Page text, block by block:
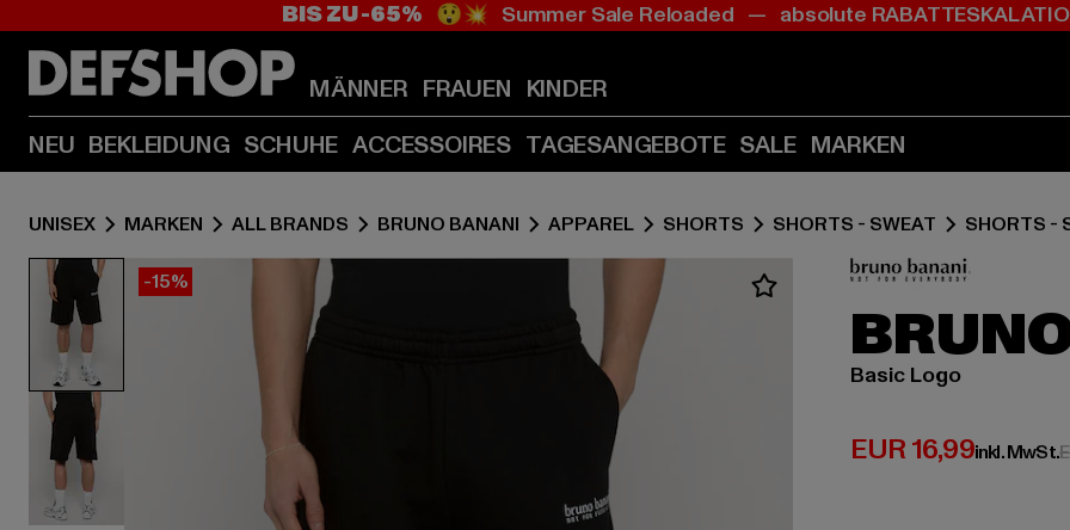
Zum
(Enter
drücken)
Zum
(Enter
drücken)
BIS ZU -65% 😲💥 Summer Sale Reloaded — absolute
MÄNNER FRAUEN KINDER
NEU BEKLEIDUNG SCHUHE ACCESSOIRES TAGESANGEBOTE SALE MARKEN
UNISEX MARKEN ALL BRANDS BRUNO BANANI APPAREL SHORTS SHORTS - SWEAT SHORTS -
-15%
Basic Logo
EUR 16,99
Derzeitiger Preis:
inkl. MwSt.